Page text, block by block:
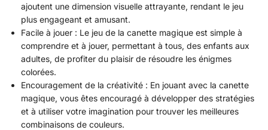
ajoutent une dimension visuelle attrayante, rendant le jeu
plus engageant et amusant.
Facile à jouer : Le jeu de la canette magique est simple à
comprendre et à jouer, permettant à tous, des enfants aux
adultes, de profiter du plaisir de résoudre les énigmes
colorées.
Encouragement de la créativité : En jouant avec la canette
magique, vous êtes encouragé à développer des stratégies
et à utiliser votre imagination pour trouver les meilleures
combinaisons de couleurs.